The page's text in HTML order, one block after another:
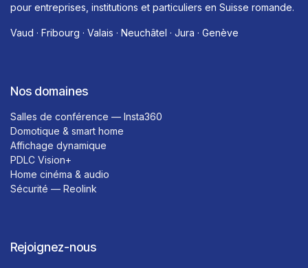
pour entreprises, institutions et particuliers en Suisse romande.
Vaud · Fribourg · Valais · Neuchâtel · Jura · Genève
Nos domaines
Salles de conférence — Insta360
Domotique & smart home
Affichage dynamique
PDLC Vision+
Home cinéma & audio
Sécurité — Reolink
Rejoignez-nous